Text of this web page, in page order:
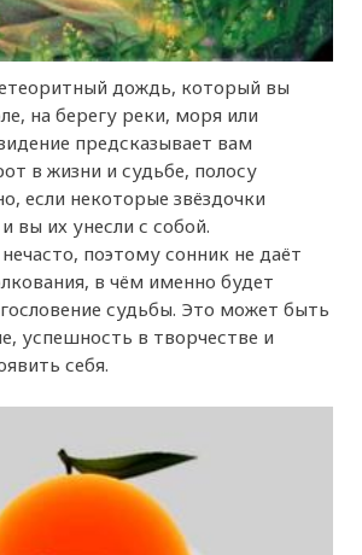
дождь, который вы
на берегу реки, моря или
предсказывает вам
в жизни и судьбе, полосу
если некоторые звёздочки
вы их унесли с собой.
поэтому сонник не даёт
в чём именно будет
судьбы. Это может быть
успешность в творчестве и
себя.